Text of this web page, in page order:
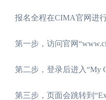
报名全程在CIMA官网进行
第一步，访问官网
第二步，登录后进入“My
第三步，页面会跳转到